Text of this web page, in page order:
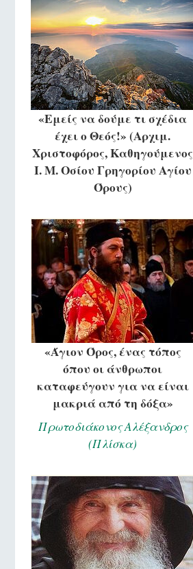
«Εμείς να δούμε τι σχέδια
έχει ο Θεός!» (Αρχιμ.
Χριστοφόρος, Καθηγούμενος
Ι. Μ. Οσίου Γρηγορίου Αγίου
Όρους)
«Άγιον Όρος, ένας τόπος
όπου οι άνθρωποι
καταφεύγουν για να είναι
μακριά από τη δόξα»
Πρωτοδιάκονος Αλέξανδρος
(Πλίσκα)